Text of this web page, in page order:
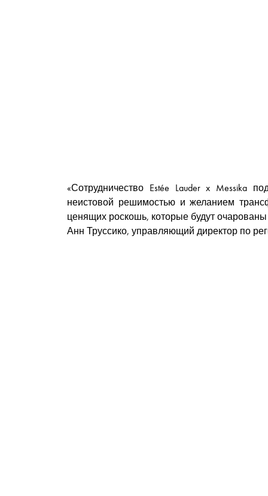
«Сотрудничество Estée Lauder x
неистовой решимостью и желанием
ценящих роскошь, которые будут очарованы
Анн Труссико, управляющий директор по